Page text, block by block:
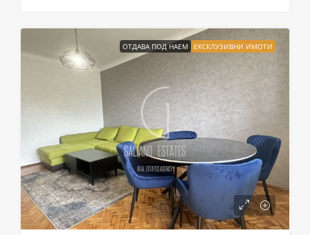
ОТДАВА ПОД НАЕМ ЕКСКЛУЗИВНИ ИМОТИ